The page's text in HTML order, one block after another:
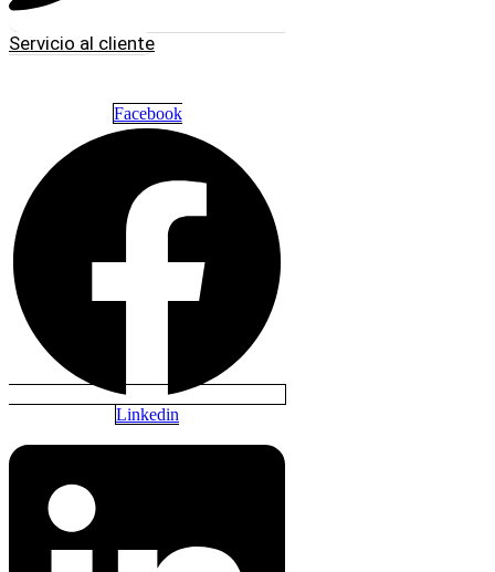
Servicio al cliente
Facebook
Linkedin